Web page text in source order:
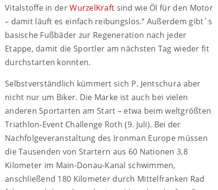
Vitalstoffe in derWurzelKraft sind wie Öl für den Motor
– damit läuft es einfach reibungslos.“ Außerdem gibt´s
basische Fußbäder zur Regeneration nach jeder
Etappe, damit die Sportler am nächsten Tag wieder fit
durchstarten konnten.
Selbstverständlich kümmert sich P. Jentschura aber
nicht nur um Biker. Die Marke ist auch bei vielen
anderen Sportarten am Start – etwa beim weltgrößten
Triathlon-Event Challenge Roth (9. Juli). Bei der
Nachfolgeveranstaltung des Ironman Europe müssen
die Tausenden von Startern aus 60 Nationen 3,8
Kilometer im Main-Donau-Kanal schwimmen,
anschließend 180 Kilometer durch Mittelfranken Rad